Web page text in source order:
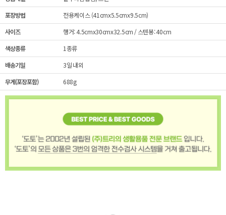
포장방법
전용케이스 (41cmx5.5cmx9.5cm)
사이즈
행거: 4.5cmx30cmx32.5cm / 스텐봉: 40cm
색상종류
1종류
배송기일
3일 내외
무게(포장포함)
688g